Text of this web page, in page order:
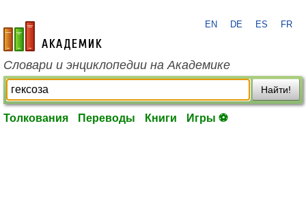
academic.ru
EN DE ES FR
Словари и энциклопедии на Академике
Найти!
Толкования Переводы Книги Игры ⚽